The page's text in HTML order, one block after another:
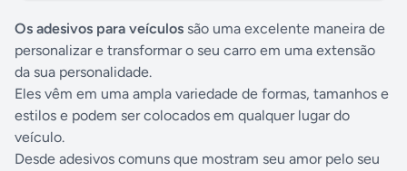
Os adesivos para veículos são uma excelente maneira de
personalizar e transformar o seu carro em uma extensão
da sua personalidade.
Eles vêm em uma ampla variedade de formas, tamanhos e
estilos e podem ser colocados em qualquer lugar do
veículo.
Desde adesivos comuns que mostram seu amor pelo seu